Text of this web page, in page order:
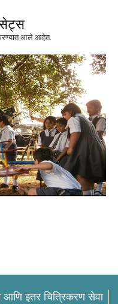
आले आहेत.
आणि इतर चित्रिकरण सेवा